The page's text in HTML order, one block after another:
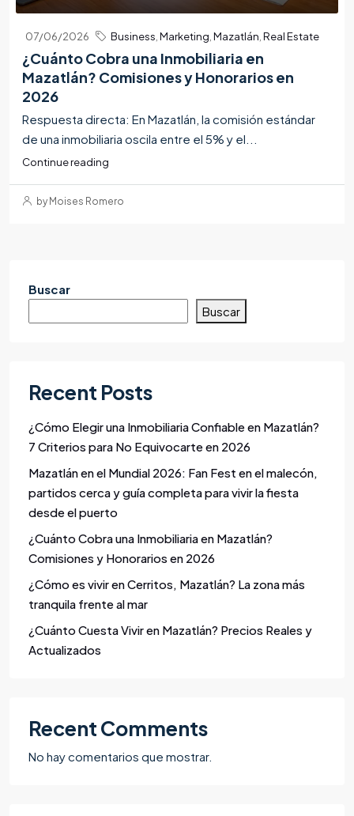
07/06/2026 Business Marketing Mazatlán Real Estate
¿Cuánto Cobra una Inmobiliaria en
Mazatlán? Comisiones y Honorarios en
2026
Respuesta directa: En Mazatlán, la comisión estándar
de una inmobiliaria oscila entre el 5% y el...
Continue reading
by Moises Romero
Buscar
Buscar
Recent Posts
¿Cómo Elegir una Inmobiliaria Confiable en Mazatlán?
7 Criterios para No Equivocarte en 2026
Mazatlán en el Mundial 2026: Fan Fest en el malecón,
partidos cerca y guía completa para vivir la fiesta
desde el puerto
¿Cuánto Cobra una Inmobiliaria en Mazatlán?
Comisiones y Honorarios en 2026
¿Cómo es vivir en Cerritos, Mazatlán? La zona más
tranquila frente al mar
¿Cuánto Cuesta Vivir en Mazatlán? Precios Reales y
Actualizados
Recent Comments
No hay comentarios que mostrar.